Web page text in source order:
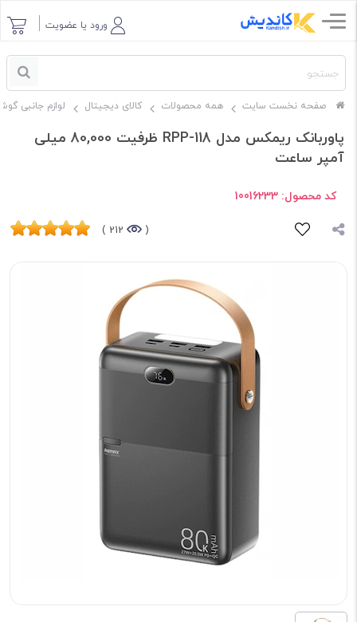
ورود یا عضویت
صفحه نخست سایت همه محصولات کالای دیجیتال لوازم جانبی
پاوربانک ریمکس مدل RPP-118 ظرفیت 80,000 میلی
آمپر ساعت
کد محصول: 10016233
(
212 )